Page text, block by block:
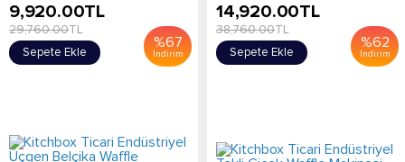
%67
İndirim
9,920.00TL
29,760.00TL
Sepete Ekle
%62
İndirim
14,920.00TL
38,760.00TL
Sepete Ekle